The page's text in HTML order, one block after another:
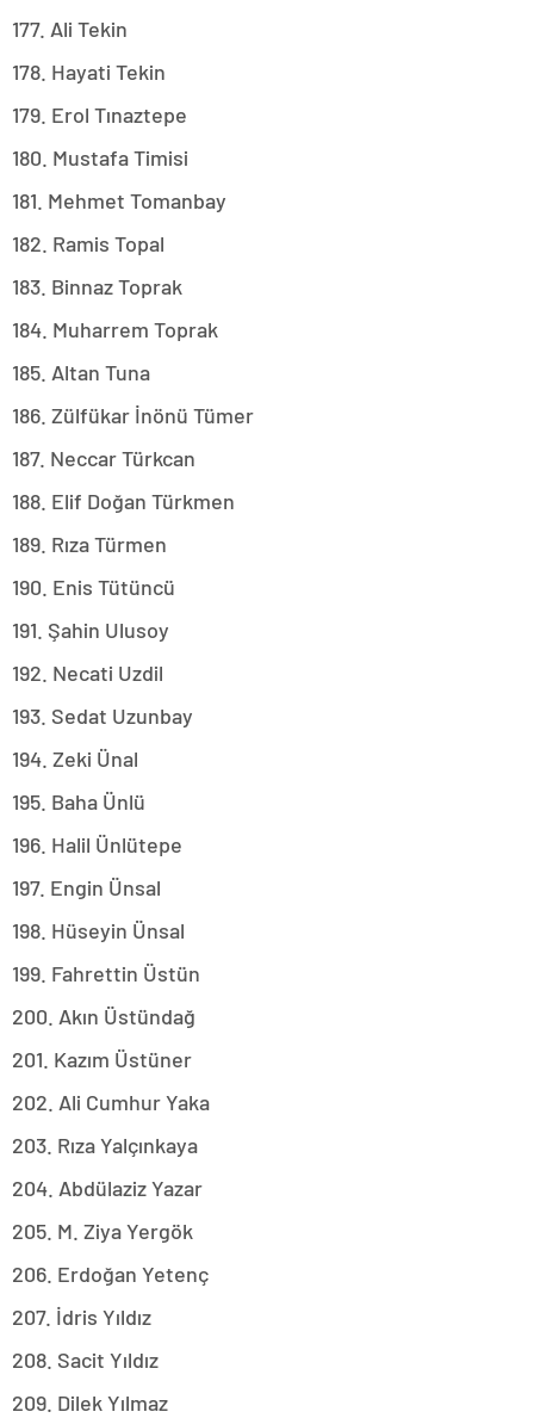
177. Ali Tekin
178. Hayati Tekin
179. Erol Tınaztepe
180. Mustafa Timisi
181. Mehmet Tomanbay
182. Ramis Topal
183. Binnaz Toprak
184. Muharrem Toprak
185. Altan Tuna
186. Zülfükar İnönü Tümer
187. Neccar Türkcan
188. Elif Doğan Türkmen
189. Rıza Türmen
190. Enis Tütüncü
191. Şahin Ulusoy
192. Necati Uzdil
193. Sedat Uzunbay
194. Zeki Ünal
195. Baha Ünlü
196. Halil Ünlütepe
197. Engin Ünsal
198. Hüseyin Ünsal
199. Fahrettin Üstün
200. Akın Üstündağ
201. Kazım Üstüner
202. Ali Cumhur Yaka
203. Rıza Yalçınkaya
204. Abdülaziz Yazar
205. M. Ziya Yergök
206. Erdoğan Yetenç
207. İdris Yıldız
208. Sacit Yıldız
209. Dilek Yılmaz